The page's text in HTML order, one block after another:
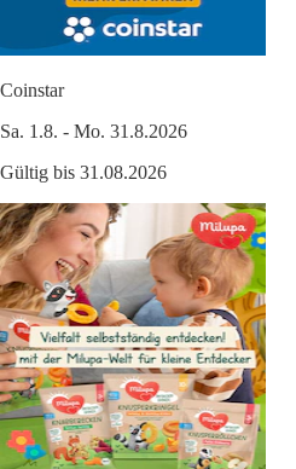
Coinstar
Sa. 1.8. - Mo. 31.8.2026
Gültig bis 31.08.2026